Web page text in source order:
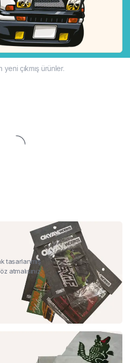
yeni çıkmış ürünler.
tasarlanmış
atmalısınız.